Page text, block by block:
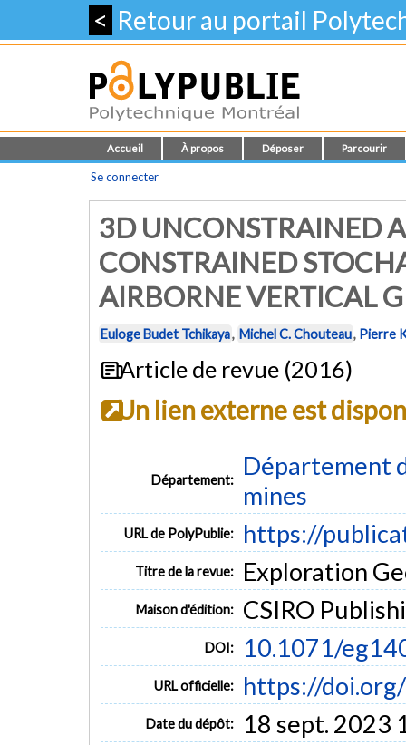
< Retour au portail
Accueil À propos Déposer Parcourir
Se connecter
3D UNCONSTRAINED
CONSTRAINED
AIRBORNE VERTICAL
Euloge Budet Tchikaya, Michel C. Chouteau, Pierre
Article de revue (2016)
Un lien externe est
Département:
Département
mines
URL de PolyPublie: https://
Titre de la revue: Exploration
Maison d'édition: CSIRO
DOI: 10.1071/
URL officielle: https://
Date du dépôt: 18 sept. 2023